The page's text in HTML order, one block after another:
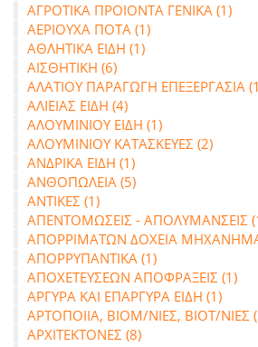
ΑΓΡΟΤΙΚΑ ΠΡΟΙΟΝΤΑ ΓΕΝΙΚΑ (1)
ΑΕΡΙΟΥΧΑ ΠΟΤΑ (1)
ΑΘΛΗΤΙΚΑ ΕΙΔΗ (1)
ΑΙΣΘΗΤΙΚΗ (6)
ΑΛΑΤΙΟΥ ΠΑΡΑΓΩΓΗ ΕΠΕΞΕΡΓΑΣΙΑ
ΑΛΙΕΙΑΣ ΕΙΔΗ (4)
ΑΛΟΥΜΙΝΙΟΥ ΕΙΔΗ (1)
ΑΛΟΥΜΙΝΙΟΥ ΚΑΤΑΣΚΕΥΕΣ (2)
ΑΝΔΡΙΚΑ ΕΙΔΗ (1)
ΑΝΘΟΠΩΛΕΙΑ (5)
ΑΝΤΙΚΕΣ (1)
ΑΠΕΝΤΟΜΩΣΕΙΣ - ΑΠΟΛΥΜΑΝΣΕΙΣ
ΑΠΟΡΡΙΜΑΤΩΝ ΔΟΧΕΙΑ
ΑΠΟΡΡΥΠΑΝΤΙΚΑ (1)
ΑΠΟΧΕΤΕΥΣΕΩΝ ΑΠΟΦΡΑΞΕΙΣ (1)
ΑΡΓΥΡΑ ΚΑΙ ΕΠΑΡΓΥΡΑ ΕΙΔΗ (1)
ΑΡΤΟΠΟΙΙΑ, ΒΙΟΜ/ΝΙΕΣ, ΒΙΟΤ/ΝΙΕΣ
ΑΡΧΙΤΕΚΤΟΝΕΣ (8)